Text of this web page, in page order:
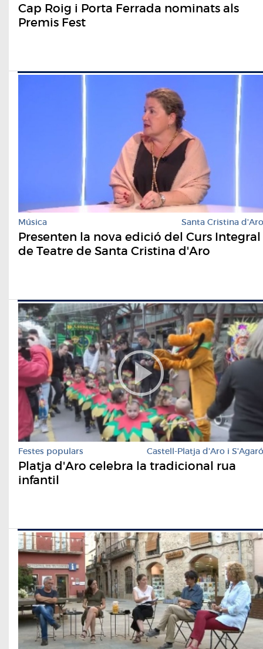
Cap Roig i Porta Ferrada nominats als
Premis Fest
Música Santa Cristina d'Aro
Presenten la nova edició del Curs Integral
de Teatre de Santa Cristina d'Aro
Festes populars Castell-Platja d'Aro i S'Agaró
Platja d'Aro celebra la tradicional rua
infantil